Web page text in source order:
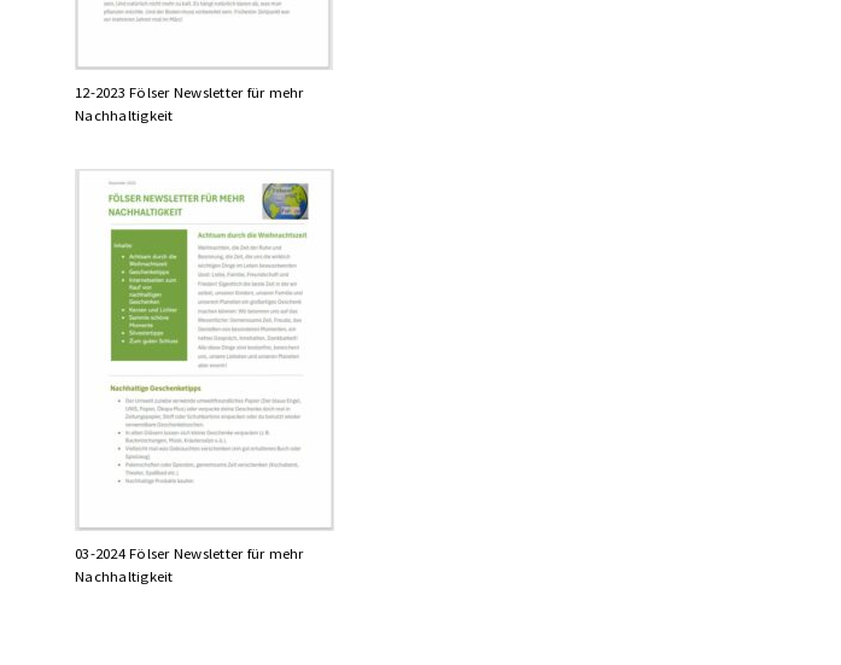
12-2023 Fölser Newsletter für mehr
Nachhaltigkeit
03-2024 Fölser Newsletter für mehr
Nachhaltigkeit